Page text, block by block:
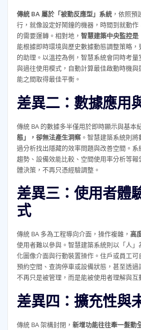
傳統 BA 屬於「被動反應型」系統，依照預
行，就像設定好鬧鐘的機器，時間到就動
的需要運轉。相對地， 智慧建築中央監控
能根據即時環境與歷史數據動態調整策略
的助理。以溫控為例，智慧系統會同時考
與過往使用模式，自動計算最佳啟動時機
能之間取得最佳平衡。
差異二：數據應用
傳統 BA 的數據多半僅用於即時顯示與基本
態」，卻無法產生洞察。智慧建築系統則
過分析找出隱藏的效率問題與改善空間。
趨勢、設備效能比較、空間使用率分析等
體決策，不再只憑經驗調整。
差異三：使用者體
式
傳統 BA 多為工程導向介面，操作複雜， 高
使用者難以參與。智慧建築系統則以「人
化圖像介面與行動裝置操作。住戶或員工可
預約空間、查詢停車或設備狀態，甚至透
不再只是被管理，而是能被使用者理解與互
差異四：擴充性與
傳統 BA 架構封閉， 新增功能往往牽一髮動